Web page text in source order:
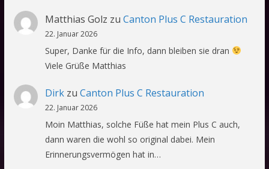
Matthias Golz zu Canton Plus C Restauration
22. Januar 2026
Super, Danke für die Info, dann bleiben sie dran
Viele Grüße Matthias
Dirkzu Canton Plus C Restauration
22. Januar 2026
Moin Matthias, solche Füße hat mein Plus C auch,
dann waren die wohl so original dabei. Mein
Erinnerungsvermögen hat in…